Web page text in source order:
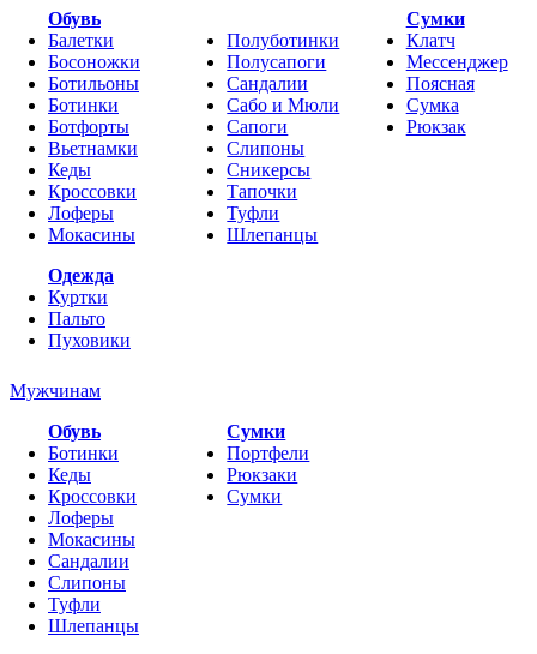
Обувь
Балетки
Босоножки
Ботильоны
Ботинки
Ботфорты
Вьетнамки
Кеды
Кроссовки
Лоферы
Мокасины
Полуботинки
Полусапоги
Сандалии
Сабо и Мюли
Сапоги
Слипоны
Сникерсы
Тапочки
Туфли
Шлепанцы
Cумки
Клатч
Мессенджер
Поясная
Сумка
Рюкзак
Одежда
Куртки
Пальто
Пуховики
Мужчинам
Обувь
Ботинки
Кеды
Кроссовки
Лоферы
Мокасины
Сандалии
Слипоны
Туфли
Шлепанцы
Сумки
Портфели
Рюкзаки
Сумки